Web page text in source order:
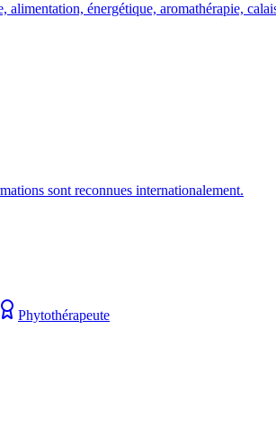
énergétique, aromathérapie,
sont reconnues internationalement.
Phytothérapeute